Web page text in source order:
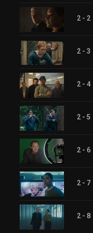
2 - 2
2 - 3
2 - 4
2 - 5
2 - 6
2 - 7
2 - 8